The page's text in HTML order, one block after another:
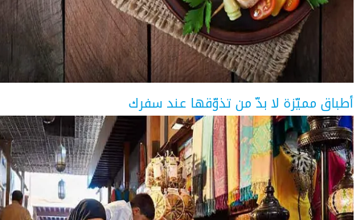
أطباق مميّزة لا بدّ من تذوّقها عند سفرك